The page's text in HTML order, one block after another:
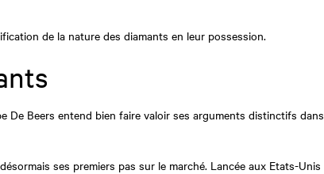
de la nature des diamants en leur possession.
De Beers entend bien faire valoir ses arguments distinctifs dans
ses premiers pas sur le marché. Lancée aux Etats-Unis